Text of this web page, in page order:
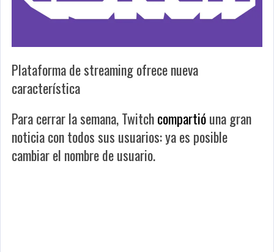
Plataforma de streaming ofrece nueva
característica
Para cerrar la semana, Twitchcompartióuna gran
noticia con todos sus usuarios: ya es posible
cambiar el nombre de usuario.